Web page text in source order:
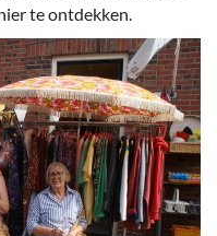
te ontdekken.